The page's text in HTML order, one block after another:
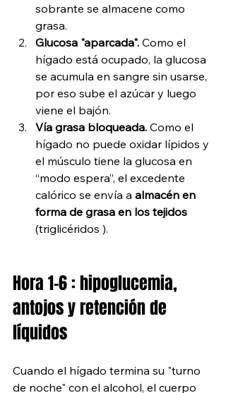
sobrante se almacene como
grasa.
Glucosa "aparcada". Como el
hígado está ocupado, la glucosa
se acumula en sangre sin usarse,
por eso sube el azúcar y luego
viene el bajón.
Vía grasa bloqueada. Como el
hígado no puede oxidar lípidos y
el músculo tiene la glucosa en
“modo espera”, el excedente
calórico se envía a almacén en
forma de grasa en los tejidos
(triglicéridos ).
Hora 1-6 : hipoglucemia,
antojos y retención de
líquidos
Cuando el hígado termina su "turno
de noche" con el alcohol, el cuerpo